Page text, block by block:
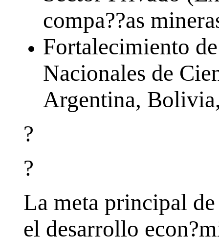
compa??as
Fortalecimiento
Nacionales de
Argentina,
?
?
La meta principal
el desarrollo